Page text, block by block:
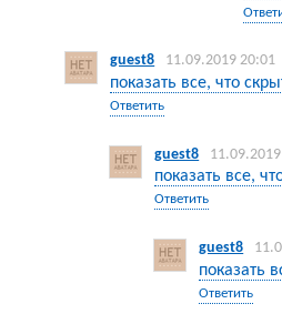
guest8 11.09.2019 20:01
показать все, что
Ответить
guest8
показать все,
Ответить
guest8
показать
Ответить